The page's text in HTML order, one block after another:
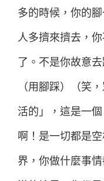
多的時候，你的
人多擠來擠去，
了。不是你故意
（用腳踩）（笑
活的」，這是一
啊！是一切都是
界，你做什麼事